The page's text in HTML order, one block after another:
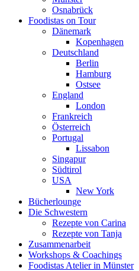
Osnabrück
Foodistas on Tour
Dänemark
Kopenhagen
Deutschland
Berlin
Hamburg
Ostsee
England
London
Frankreich
Österreich
Portugal
Lissabon
Singapur
Südtirol
USA
New York
Bücherlounge
Die Schwestern
Rezepte von Carina
Rezepte von Tanja
Zusammenarbeit
Workshops & Coachings
Foodistas Atelier in Münster